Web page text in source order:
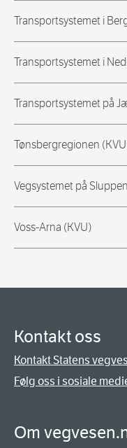
Transportsystemet i
Transportsystemet i
Transportsystemet på
Tønsbergregionen
Vegsystemet på
Voss-Arna (KVU)
Kontakt oss
Kontakt Statens
Følg oss i sosiale
Om